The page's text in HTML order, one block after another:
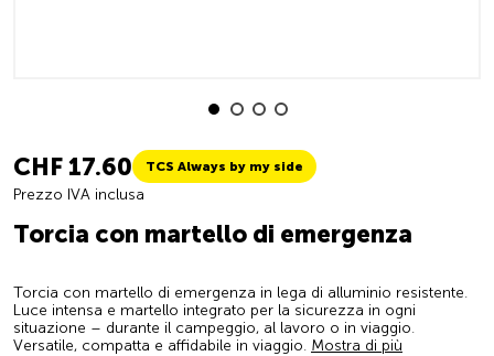
CHF 17.60 TCS Always by my side
Prezzo IVA inclusa
Torcia con martello di emergenza
Torcia con martello di emergenza in lega di alluminio resistente.
Luce intensa e martello integrato per la sicurezza in ogni
situazione – durante il campeggio, al lavoro o in viaggio.
Versatile, compatta e affidabile in viaggio. Mostra di più